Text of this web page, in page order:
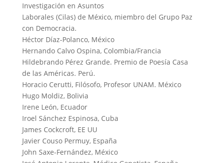
Investigación en Asuntos
Laborales (Cilas) de México, miembro del Grupo Paz
con Democracia.
Héctor Díaz-Polanco, México
Hernando Calvo Ospina, Colombia/Francia
Hildebrando Pérez Grande. Premio de Poesía Casa
de las Américas. Perú.
Horacio Cerutti, Filósofo, Profesor UNAM. México
Hugo Moldiz, Bolivia
Irene León, Ecuador
Iroel Sánchez Espinosa, Cuba
James Cockcroft, EE UU
Javier Couso Permuy, España
John Saxe-Fernández, México